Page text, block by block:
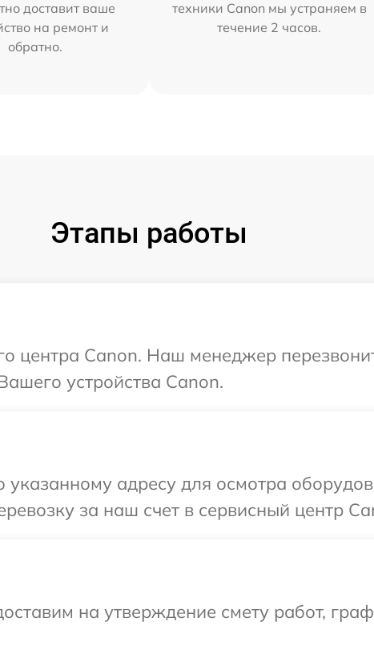
доставит ваше
на ремонт и
обратно.
техники Canon мы устраняем в
течение 2 часов.
Этапы работы
центра Canon. Наш менеджер
устройства Canon.
указанному адресу для осмотра
за наш счет в сервисный центр
на утверждение смету работ,